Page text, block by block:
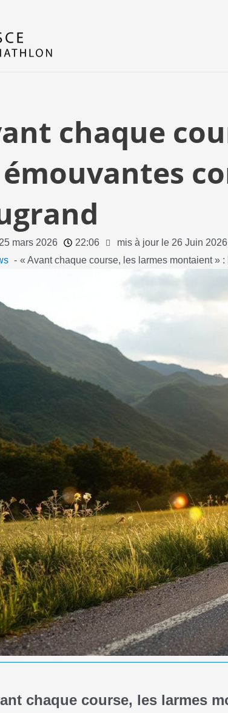
chaque
25 mars 2026 22:06
mis à jour le 26 Juin
« Avant chaque course, les larmes montaient »
chaque course, les larmes